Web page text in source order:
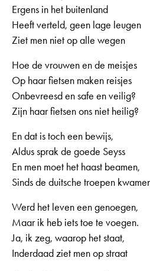
Ergens in het buitenland
Heeft verteld, geen lage leugen
Ziet men niet op alle wegen
Hoe de vrouwen en de meisjes
Op haar fietsen maken reisjes
Onbevreesd en safe en veilig?
Zijn haar fietsen ons niet heilig?
En dat is toch een bewijs,
Aldus sprak de goede Seyss
En men moet het haast beamen,
Sinds de duitsche troepen
Werd het leven een genoegen,
Maar ik heb iets toe te voegen.
Ja, ik zeg, waarop het staat,
Inderdaad ziet men op straat